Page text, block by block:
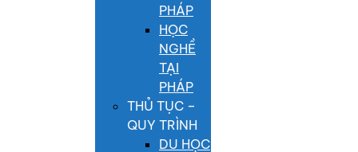
PHÁP
HỌC
NGHỀ
TẠI
PHÁP
THỦ TỤC –
QUY TRÌNH
DU HỌC